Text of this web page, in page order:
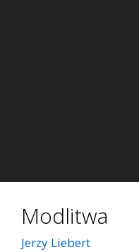
Modlitwa
Jerzy Liebert